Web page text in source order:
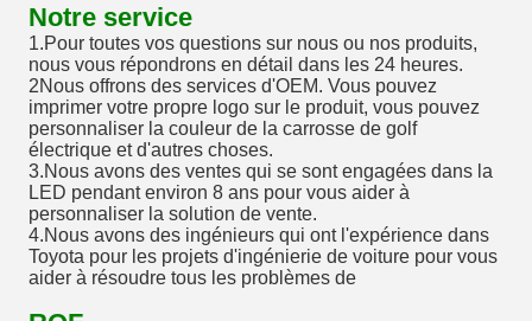
Notre service
1.Pour toutes vos questions sur nous ou nos produits,
nous vous répondrons en détail dans les 24 heures.
2Nous offrons des services d'OEM. Vous pouvez
imprimer votre propre logo sur le produit, vous pouvez
personnaliser la couleur de la carrosse de golf
électrique et d'autres choses.
3.Nous avons des ventes qui se sont engagées dans la
LED pendant environ 8 ans pour vous aider à
personnaliser la solution de vente.
4.Nous avons des ingénieurs qui ont l'expérience dans
Toyota pour les projets d'ingénierie de voiture pour vous
aider à résoudre tous les problèmes de